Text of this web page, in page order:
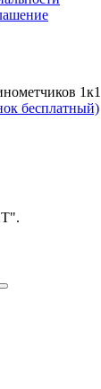
1к1
бесплатный)